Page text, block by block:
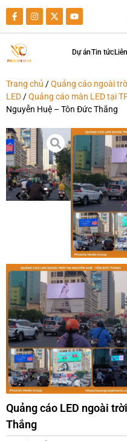
Dự ánTin tức
Trang chủ /Quảng cáo ngoài
LED /Quảng cáo màn LED tại
Nguyễn Huệ – Tôn Đức Thắng
Quảng cáo LED ngoài
Thắng